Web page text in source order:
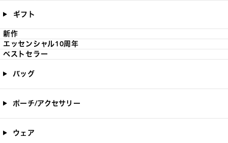
ギフト
新作
エッセンシャル10周年
ベストセラー
バッグ
ポーチ/アクセサリー
ウェア